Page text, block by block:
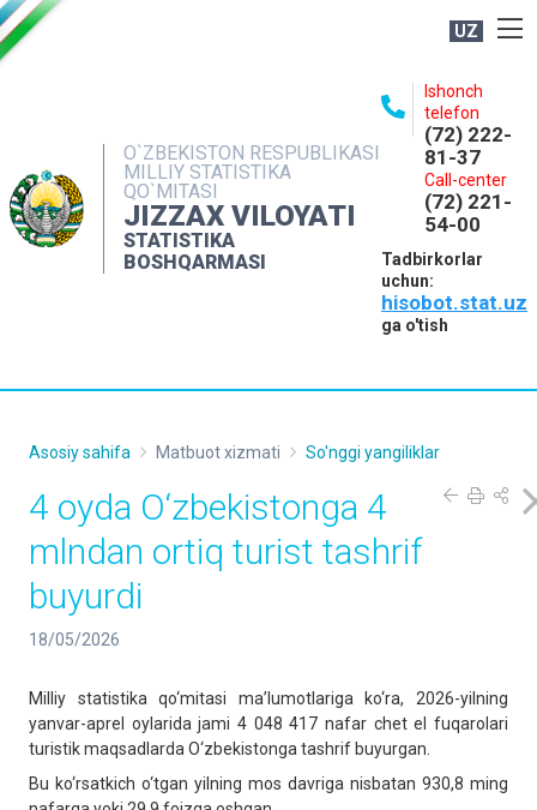
UZ
O`ZBEKISTON RESPUBLIKASI
MILLIY STATISTIKA
QO`MITASI
JIZZAX VILOYATI
STATISTIKA
BOSHQARMASI
Ishonch
telefon
(72) 222-
81-37
Call-center
(72) 221-
54-00
Tadbirkorlar
uchun:
hisobot.stat.uz
ga o'tish
NASHRLAR
INTERAKTIV XIZMATLAR
MATBUOT XIZMATI
Asosiy sahifa Matbuot xizmati So'nggi yangiliklar
4 oyda O‘zbekistonga 4
mlndan ortiq turist tashrif
buyurdi
18/05/2026
Milliy statistika qo‘mitasi ma’lumotlariga ko‘ra, 2026-yilning
yanvar-aprel oylarida jami 4 048 417 nafar chet el fuqarolari
turistik maqsadlarda O‘zbekistonga tashrif buyurgan.
Bu ko‘rsatkich o‘tgan yilning mos davriga nisbatan 930,8 ming